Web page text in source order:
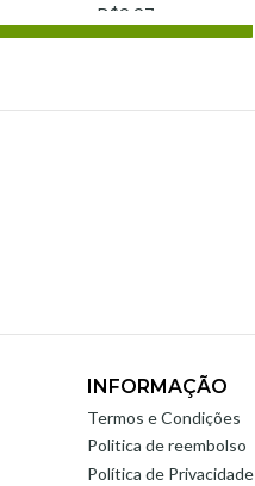
R$9,97
INFORMAÇÃO
Termos e Condições
Politica de reembolso
Política de Privacidade